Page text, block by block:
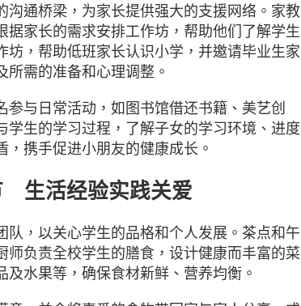
通桥梁，为家长提供强大的支援网络。家教
家长的需求安排工作坊，帮助他们了解学生
，帮助低班家长认识小学，并邀请毕业生家
需的准备和心理调整。
与日常活动，如图书馆借还书籍、美艺创
生的学习过程，了解子女的学习环境、进度
携手促进小朋友的健康成长。
生活经验实践关爱
，以关心学生的品格和个人发展。茶点和午
负责全校学生的膳食，设计健康而丰富的菜
水果等，确保食材新鲜、营养均衡。